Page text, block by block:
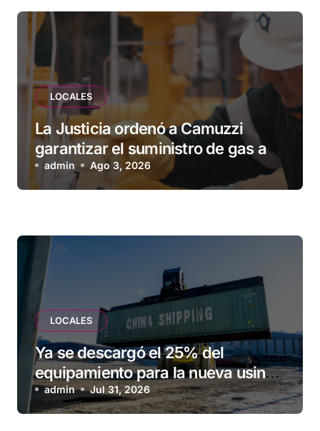
LOCALES
La Justicia ordenó a Camuzzi
garantizar el suministro de gas a
una familia de Tolhuin
admin Ago 3, 2026
LOCALES
Ya se descargó el 25% del
equipamiento para la nueva usina
de Ushuaia
admin Jul 31, 2026